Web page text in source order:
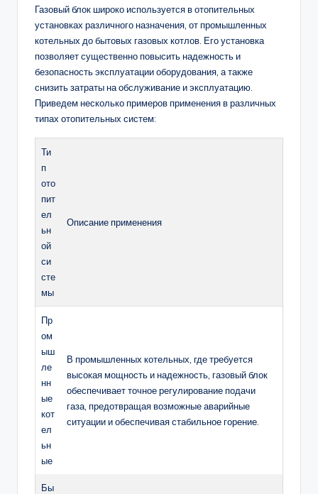
Газовый блок широко используется в отопительных
установках различного назначения, от промышленных
котельных до бытовых газовых котлов. Его установка
позволяет существенно повысить надежность и
безопасность эксплуатации оборудования, а также
снизить затраты на обслуживание и эксплуатацию.
Приведем несколько примеров применения в различных
типах отопительных систем:
Ти
п
ото
пит
ел
ьн
ой
си
сте
мы
Описание применения
Пр
ом
ыш
ле
нн
ые
кот
ел
ьн
ые
В промышленных котельных, где требуется
высокая мощность и надежность, газовый блок
обеспечивает точное регулирование подачи
газа, предотвращая возможные аварийные
ситуации и обеспечивая стабильное горение.
Бы